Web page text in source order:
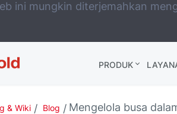
ini mungkin diterjemahkan
PRODUK
& Wiki Blog Mengelola busa